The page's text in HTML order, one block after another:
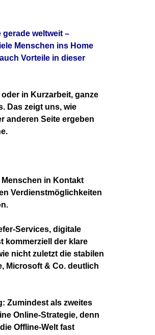
gerade weltweit –
Menschen ins Home
Vorteile in dieser
in Kurzarbeit, ganze
Das zeigt uns, wie
anderen Seite ergeben
in Kontakt
Verdienstmöglichkeiten
Services, digitale
kommerziell der klare
nicht zuletzt die stabilen
Microsoft & Co. deutlich
Zumindest als zweites
Online-Strategie, denn
Offline-Welt fast